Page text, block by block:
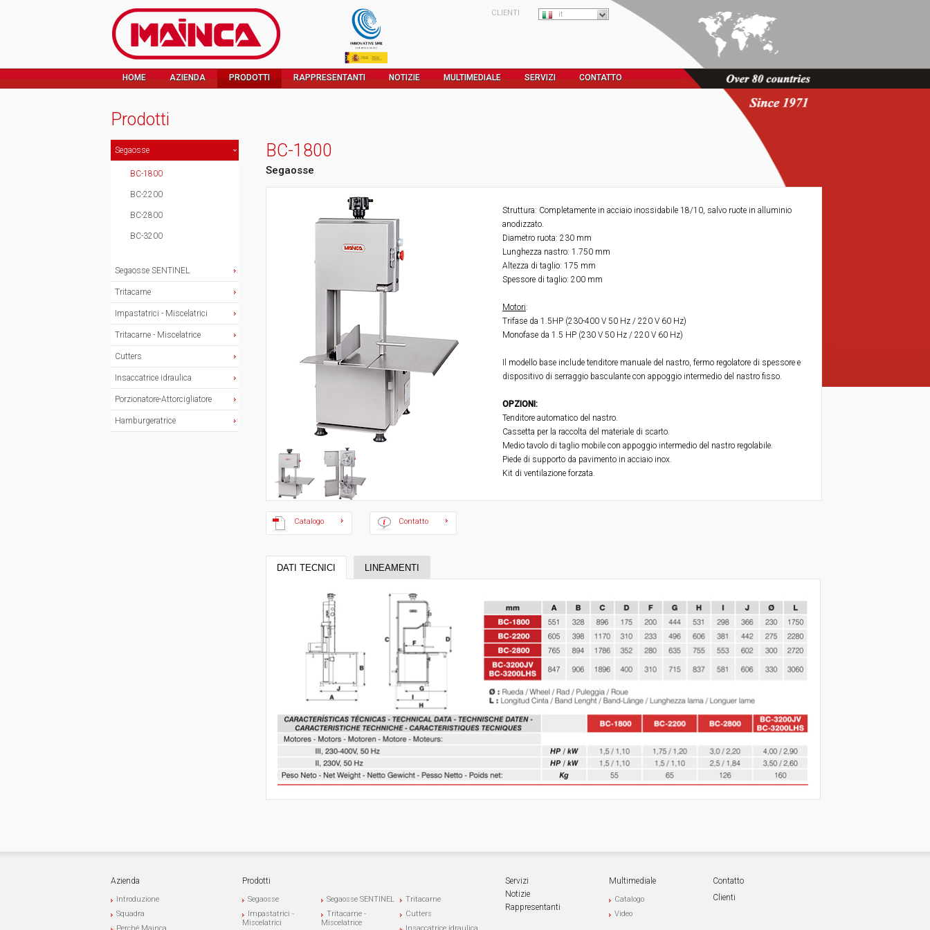
it
CLIENTI
HOME AZIENDA PRODOTTI RAPPRESENTANTI NOTIZIE MULTIMEDIALE SERVIZI CONTATTO
Prodotti
Segaosse
BC-1800
BC-2200
BC-2800
BC-3200
Segaosse SENTINEL
Tritacarne
Impastatrici - Miscelatrici
Tritacarne - Miscelatrice
Cutters
Insaccatrice idraulica
Porzionatore-Attorcigliatore
Hamburgeratrice
BC-1800
Segaosse
Struttura: Completamente in acciaio inossidabile 18/10, salvo ruote in alluminio
anodizzato.
Diametro ruota: 230 mm
Lunghezza nastro: 1.750 mm
Altezza di taglio: 175 mm
Spessore di taglio: 200 mm
Motori:
Trifase da 1.5HP (230-400 V 50 Hz / 220 V 60 Hz)
Monofase da 1.5 HP (230 V 50 Hz / 220 V 60 Hz)
Il modello base include tenditore manuale del nastro, fermo regolatore di spessore e
dispositivo di serraggio basculante con appoggio intermedio del nastro fisso.
OPZIONI:
Tenditore automatico del nastro.
Cassetta per la raccolta del materiale di scarto.
Medio tavolo di taglio mobile con appoggio intermedio del nastro regolabile.
Piede di supporto da pavimento in acciaio inox.
Kit di ventilazione forzata.
Catalogo Contatto
DATI TECNICI LINEAMENTI
Azienda
Introduzione
Squadra
Prodotti
Segaosse Segaosse SENTINEL
Tritacarne
Impastatrici -
Miscelatrici
Tritacarne -
Miscelatrice
Cutters
Servizi
Notizie
Rappresentanti
Multimediale
Catalogo
Video
Contatto
Clienti